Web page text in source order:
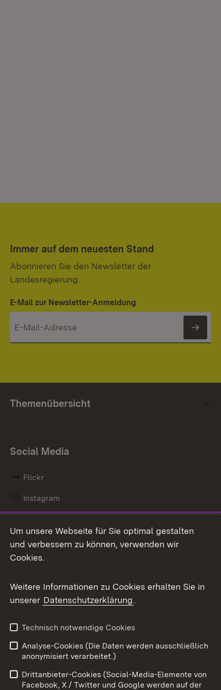
Immer auf dem neuesten Stand
Abonnieren Sie den Newsletter der
Landesregierung.
E-Mail zur Newsletter-Anmeldung
Themenübersicht
Social Media
Flickr
Instagram
Mastodon
Messenger
Social Wall
X / Twitter
Youtube
Benutzungshinweise
Barrierefreiheit
Um unsere Webseite für Sie optimal gestalten
und verbessern zu können, verwenden wir
Cookies.
Weitere Informationen zu Cookies erhalten Sie in
unserer Datenschutzerklärung.
Technisch notwendige Cookies
Analyse-Cookies (Die Daten werden ausschließlich
anonymisiert verarbeitet.)
Drittanbieter-Cookies (Social-Media-Elemente von
Facebook, X / Twitter und Google werden auf der